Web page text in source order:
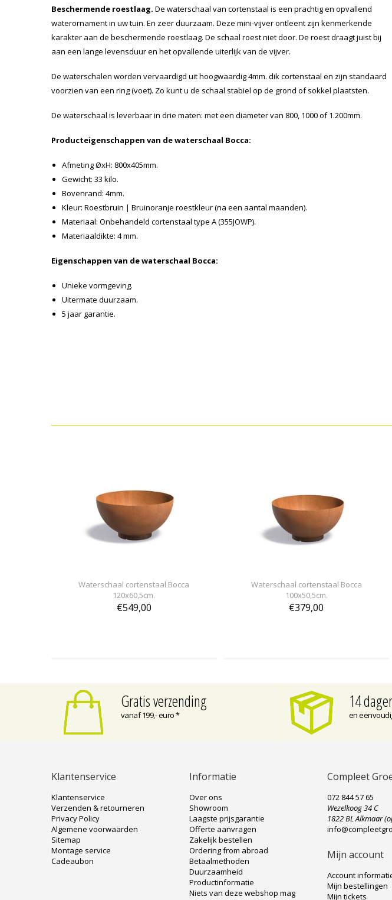
Beschermende roestlaag. De waterschaal van cortenstaal is een prachtig en opvallend
waterornament in uw tuin. En zeer duurzaam. Deze mini-vijver ontleent zijn kenmerkende
karakter aan de beschermende roestlaag. De schaal roest niet door. De roest draagt juist bij
aan een lange levensduur en het opvallende uiterlijk van de vijver.
De waterschalen worden vervaardigd uit hoogwaardig 4mm. dik cortenstaal en zijn standaard
voorzien van een ring (voet). Zo kunt u de schaal stabiel op de grond of sokkel plaatsten.
De waterschaal is leverbaar in drie maten: met een diameter van 800, 1000 of 1.200mm.
Producteigenschappen van de waterschaal Bocca:
Afmeting ØxH: 800x405mm.
Gewicht: 33 kilo.
Bovenrand: 4mm.
Kleur: Roestbruin | Bruinoranje roestkleur (na een aantal maanden).
Materiaal: Onbehandeld cortenstaal type A (355JOWP).
Materiaaldikte: 4 mm.
Eigenschappen van de waterschaal Bocca:
Unieke vormgeving.
Uitermate duurzaam.
5 jaar garantie.
Waterschaal cortenstaal Bocca
120x60,5cm.
€549,00
Waterschaal cortenstaal Bocca
100x50,5cm.
€379,00
Gratis verzending
vanaf 199,- euro *
14
en
Klantenservice
Klantenservice
Verzenden & retourneren
Privacy Policy
Algemene voorwaarden
Sitemap
Montage service
Cadeaubon
Informatie
Over ons
Showroom
Laagste prijsgarantie
Offerte aanvragen
Zakelijk bestellen
Ordering from abroad
Betaalmethoden
Duurzaamheid
Productinformatie
Niets van deze webshop mag
Compleet
072 844 57 65
Wezelkoog 34 C
1822 BL Alkmaar
Mijn account
Account
Mijn bestellingen
Mijn tickets